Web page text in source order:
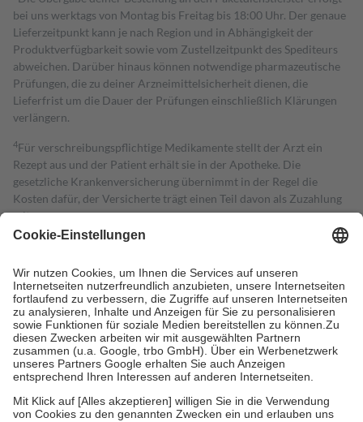
bei uns werktags von Montag bis Freitag bis 18:00 Uhr. Der genaue
Lieferzeitpunkt kann je nach Region und in Abhängigkeit der
Produktverfügbarkeit sowie vom Zustellzeitpunkt des Spediteurs
abweichen. Darüber hinaus können notwendige pharmazeutische
Prüfungen, die zu deiner Arzneimittelsicherheit dienen, die
Lieferfrist um die Dauer der Prüfungen einschließlich Klärungen
verlängern.
4Für verschreibungspflichtige Medikamente stellt der Arzt ein
Rezept aus und der Patient erhält sie in der Apotheke. Die
gesetzliche Krankenversicherung übernimmt in der Regel die
Kosten dafür, der Versicherte trägt einen Teil davon als Zuzahlung
mit.
Grundsätzlich leisten Mitglieder Zuzahlungen in Höhe von zehn
höchstens zehn Euro.
Es sind jedoch nie mehr als die tatsächlichen
Kosten der Leistung zu entrichten.
Diese Regeln gelten grundsätzlich auch für Online-Apotheken.
Bei Heilmitteln und häuslicher Krankenpflege beträgt die
Zuzahlung zehn Prozent der Kosten sowie zehn Euro je
Verordnung.
Um das Engagement der Versicherten für ihre eigene Gesundheit zu
stärken und die besondere Stellung der Familie zu unterstützen,
fallenkeine Zuzahlungenan bei: